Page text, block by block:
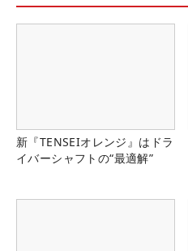
新『TENSEIオレンジ』はドラ
イバーシャフトの“最適解”